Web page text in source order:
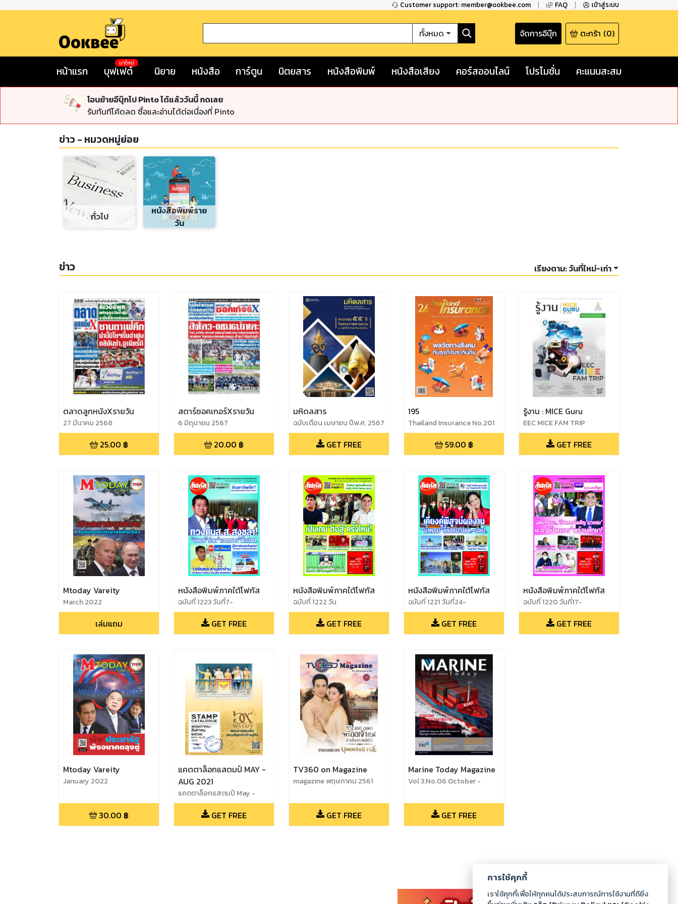
Customer support: member@ookbee.com FAQ เข้าสู่ระบบ
ทั้งหมด จัดการอีบุ๊ก ตะกร้า (0)
หน้าแรก บุฟเฟต์
มาใหม่
นิยาย หนังสือ การ์ตูน นิตยสาร หนังสือพิมพ์ หนังสือเสียง คอร์สออนไลน์ โปรโมชั่น คะแนนสะสม
โอนย้ายอีบุ๊กไป Pinto ได้แล้ววันนี้ กดเลย
รับทันทีโค้ดลด ซื้อและอ่านได้ต่อเนื่องที่ Pinto
ข่าว - หมวดหมู่ย่อย
ทั่วไป
หนังสือพิมพ์ราย
วัน
ข่าว เรียงตาม:วันที่ใหม่-เก่า
ตลาดลูกหนังXรายวัน
27 มีนาคม 2568
25.00 ฿
สตาร์ซอคเกอร์Xรายวัน
6 มิถุนายน 2567
20.00 ฿
มหิดลสาร
ฉบับเดือน เมษายน ปีพ.ศ. 2567
GET FREE
195
Thailand Insurance No.201
59.00 ฿
รู้งาน : MICE Guru
EEC MICE FAM TRIP
GET FREE
Mtoday Vareity
March 2022
เล่มแถม
หนังสือพิมพ์ภาคใต้โฟกัส
ฉบับที่ 1223 วันที่7-
13กุมภาพันธ์2565
GET FREE
หนังสือพิมพ์ภาคใต้โฟกัส
ฉบับที่ 1222 วัน
ที่31มกราคม-6กุมภาพันธ์2565
GET FREE
หนังสือพิมพ์ภาคใต้โฟกัส
ฉบับที่ 1221 วันที่24-
30มกราคม2565
GET FREE
หนังสือพิมพ์ภาคใต้โฟกัส
ฉบับที่ 1220 วันที่17-
23มกราคม2565
GET FREE
Mtoday Vareity
January 2022
30.00 ฿
แคตตาล็อกแสตมป์ MAY -
AUG 2021
แคตตาล็อกแสตมป์ May -
August 2021
GET FREE
TV360 on Magazine
magazine พฤษภาคม 2561
GET FREE
Marine Today Magazine
Vol 3.No.06 October -
GET FREE
การใช้คุกกี้
เราใช้คุกกี้เพื่อให้ทุกคนได้ประสบการณ์การใช้งานที่ดียิ่ง